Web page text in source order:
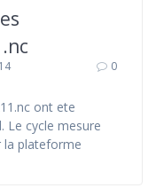
0
ont ete
Le cycle mesure
la plateforme